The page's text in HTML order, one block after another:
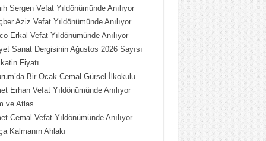
ÇOBAN
Put Dışardaki Maskeler...
Sergen Vefat Yıldönümünde Anılıyor
Aziz Vefat Yıldönümünde Anılıyor
Erkal Vefat Yıldönümünde Anılıyor
Sanat Dergisinin Ağustos 2026 Sayısı
Fiyatı
Bir Ocak Cemal Gürsel İlkokulu
Erhan Vefat Yıldönümünde Anılıyor
ve Atlas
Cemal Vefat Yıldönümünde Anılıyor
Kalmanın Ahlakı